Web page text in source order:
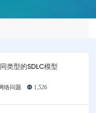
类型的SDLC模型
络问题 1,526